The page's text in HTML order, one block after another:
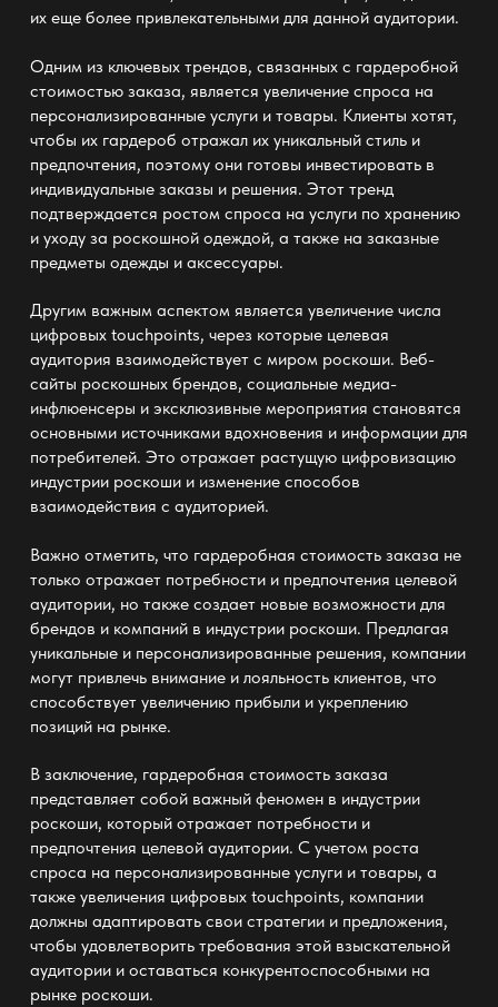
их еще более привлекательными для данной аудитории.
Одним из ключевых трендов, связанных с гардеробной
стоимостью заказа, является увеличение спроса на
персонализированные услуги и товары. Клиенты хотят,
чтобы их гардероб отражал их уникальный стиль и
предпочтения, поэтому они готовы инвестировать в
индивидуальные заказы и решения. Этот тренд
подтверждается ростом спроса на услуги по хранению
и уходу за роскошной одеждой, а также на заказные
предметы одежды и аксессуары.
Другим важным аспектом является увеличение числа
цифровых touchpoints, через которые целевая
аудитория взаимодействует с миром роскоши. Веб-
сайты роскошных брендов, социальные медиа-
инфлюенсеры и эксклюзивные мероприятия становятся
основными источниками вдохновения и информации для
потребителей. Это отражает растущую цифровизацию
индустрии роскоши и изменение способов
взаимодействия с аудиторией.
Важно отметить, что гардеробная стоимость заказа не
только отражает потребности и предпочтения целевой
аудитории, но также создает новые возможности для
брендов и компаний в индустрии роскоши. Предлагая
уникальные и персонализированные решения, компании
могут привлечь внимание и лояльность клиентов, что
способствует увеличению прибыли и укреплению
позиций на рынке.
В заключение, гардеробная стоимость заказа
представляет собой важный феномен в индустрии
роскоши, который отражает потребности и
предпочтения целевой аудитории. С учетом роста
спроса на персонализированные услуги и товары, а
также увеличения цифровых touchpoints, компании
должны адаптировать свои стратегии и предложения,
чтобы удовлетворить требования этой взыскательной
аудитории и оставаться конкурентоспособными на
рынке роскоши.